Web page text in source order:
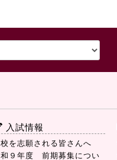
入試情報
を志願される皆さんへ
９年度 前期募集につい